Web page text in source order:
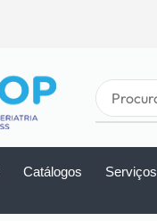
Catálogos Serviços